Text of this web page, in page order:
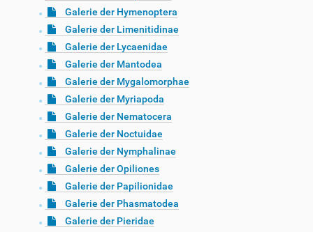
Galerie der Hymenoptera
Galerie der Limenitidinae
Galerie der Lycaenidae
Galerie der Mantodea
Galerie der Mygalomorphae
Galerie der Myriapoda
Galerie der Nematocera
Galerie der Noctuidae
Galerie der Nymphalinae
Galerie der Opiliones
Galerie der Papilionidae
Galerie der Phasmatodea
Galerie der Pieridae